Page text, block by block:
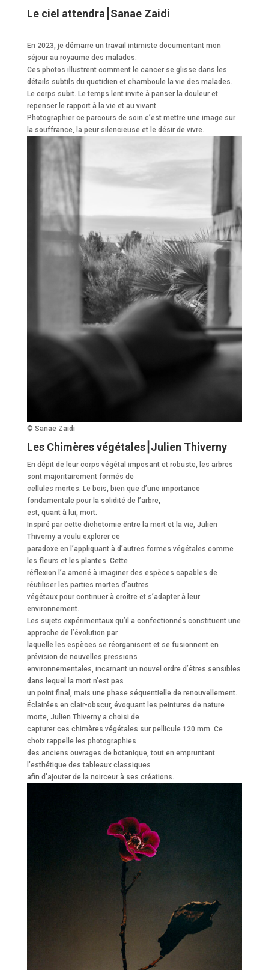
Le ciel attendra⎮Sanae Zaidi
En 2023, je démarre un travail intimiste documentant mon
séjour au royaume des malades.
Ces photos illustrent comment le cancer se glisse dans les
détails subtils du quotidien et chamboule la vie des malades.
Le corps subit. Le temps lent invite à panser la douleur et
repenser le rapport à la vie et au vivant.
Photographier ce parcours de soin c’est mettre une image sur
la souffrance, la peur silencieuse et le désir de vivre.
© Sanae Zaidi
Les Chimères végétales⎮Julien Thiverny
En dépit de leur corps végétal imposant et robuste, les arbres
sont majoritairement formés de
cellules mortes. Le bois, bien que d’une importance
fondamentale pour la solidité de l’arbre,
est, quant à lui, mort.
Inspiré par cette dichotomie entre la mort et la vie, Julien
Thiverny a voulu explorer ce
paradoxe en l’appliquant à d’autres formes végétales comme
les fleurs et les plantes. Cette
réflexion l’a amené à imaginer des espèces capables de
réutiliser les parties mortes d’autres
végétaux pour continuer à croître et s’adapter à leur
environnement.
Les sujets expérimentaux qu’il a confectionnés constituent une
approche de l’évolution par
laquelle les espèces se réorganisent et se fusionnent en
prévision de nouvelles pressions
environnementales, incarnant un nouvel ordre d’êtres sensibles
dans lequel la mort n’est pas
un point final, mais une phase séquentielle de renouvellement.
Éclairées en clair-obscur, évoquant les peintures de nature
morte, Julien Thiverny a choisi de
capturer ces chimères végétales sur pellicule 120 mm. Ce
choix rappelle les photographies
des anciens ouvrages de botanique, tout en empruntant
l’esthétique des tableaux classiques
afin d’ajouter de la noirceur à ses créations.